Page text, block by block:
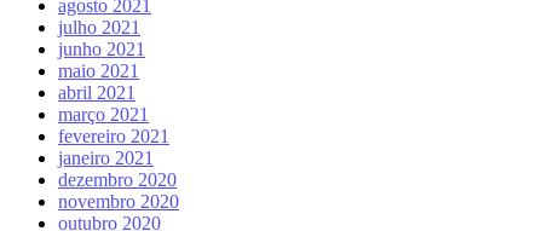
agosto 2021
julho 2021
junho 2021
maio 2021
abril 2021
março 2021
fevereiro 2021
janeiro 2021
dezembro 2020
novembro 2020
outubro 2020